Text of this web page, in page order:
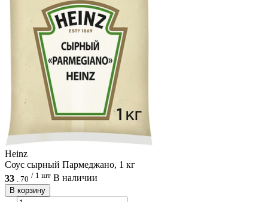
Heinz
Соус сырный Пармеджано, 1 кг
33
70 / 1 шт В наличии
В корзину